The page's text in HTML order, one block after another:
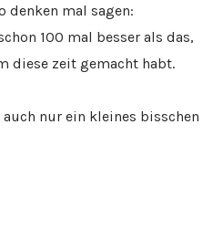
denken mal sagen:
100 mal besser als das,
diese zeit gemacht habt.
nur ein kleines bisschen